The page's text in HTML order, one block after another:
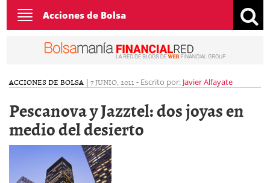
Toggle
navigation
Acciones de Bolsa
ACCIONES DE BOLSA | 7 JUNIO, 2011 - Escrito por: Javier Alfayate
Pescanova y Jazztel: dos joyas en
medio del desierto